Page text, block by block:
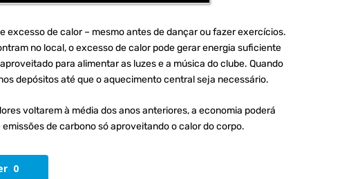
excesso de calor – mesmo antes de dançar ou fazer exercícios.
no local, o excesso de calor pode gerar energia suficiente
para alimentar as luzes e a música do clube. Quando
depósitos até que o aquecimento central seja necessário.
voltarem à média dos anos anteriores, a economia poderá
de carbono só aproveitando o calor do corpo.
0